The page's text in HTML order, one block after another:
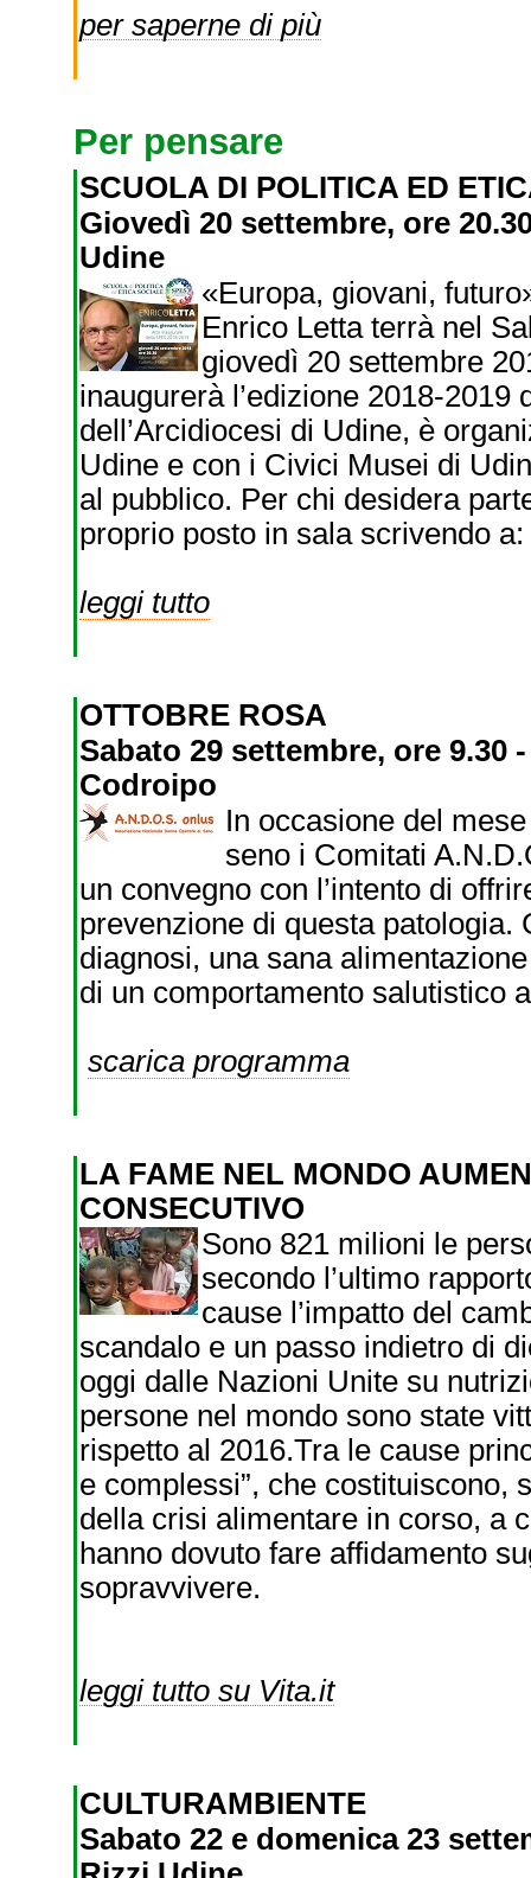
per saperne di più
Per pensare
SCUOLA DI POLITICA ED
Giovedì 20 settembre, ore
Udine
«Europa, giovani,
Enrico Letta terrà nel
giovedì 20 settembre
inaugurerà l’edizione 2018-
dell’Arcidiocesi di Udine, è
Udine e con i Civici Musei di
al pubblico. Per chi desidera
proprio posto in sala scrivendo
leggi tutto
OTTOBRE ROSA
Sabato 29 settembre, ore 9.30
Codroipo
In occasione del
seno i Comitati
un convegno con l’intento di
prevenzione di questa
diagnosi, una sana
di un comportamento salutistico
scarica programma
LA FAME NEL MONDO
CONSECUTIVO
Sono 821 milioni le
secondo l’ultimo
cause l’impatto del
scandalo e un passo indietro di
oggi dalle Nazioni Unite su
persone nel mondo sono state
rispetto al 2016.Tra le cause
e complessi”, che costituiscono,
della crisi alimentare in corso, a
hanno dovuto fare affidamento
sopravvivere.
leggi tutto su Vita.it
CULTURAMBIENTE
Sabato 22 e domenica 23